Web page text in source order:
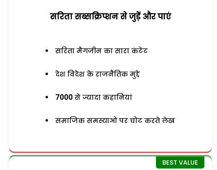
सरिता सब्सक्रिप्शन से जुड़ेें और पाएं
सरिता मैगजीन का सारा कंटेंट
देश विदेश के राजनैतिक मुद्दे
7000 से ज्यादा कहानियां
समाजिक समस्याओं पर चोट करते लेख